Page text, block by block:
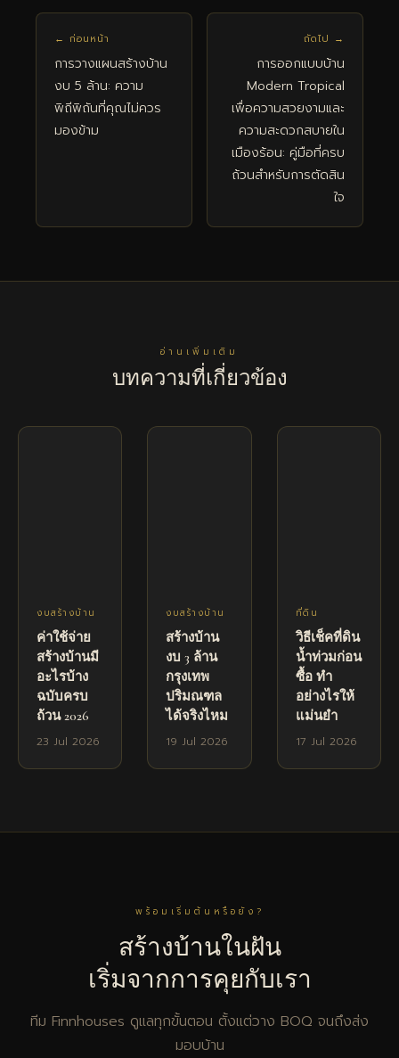
← ก่อนหน้า
การวางแผนสร้างบ้าน
งบ 5 ล้าน: ความ
พิถีพิถันที่คุณไม่ควร
มองข้าม
ถัดไป →
การออกแบบบ้าน
Modern Tropical
เพื่อความสวยงามและ
ความสะดวกสบายใน
เมืองร้อน: คู่มือที่ครบ
ถ้วนสำหรับการตัดสิน
ใจ
อ่านเพิ่มเติม
บทความที่เกี่ยวข้อง
งบสร้างบ้าน
ค่าใช้จ่าย
สร้างบ้านมี
อะไรบ้าง
ฉบับครบ
ถ้วน 2026
23 Jul 2026
งบสร้างบ้าน
สร้างบ้าน
งบ 3 ล้าน
กรุงเทพ
ปริมณฑล
ได้จริงไหม
19 Jul 2026
ที่ดิน
วิธีเช็คที่ดิน
น้ำท่วมก่อน
ซื้อ ทำ
อย่างไรให้
แม่นยำ
17 Jul 2026
พร้อมเริ่มต้นหรือยัง?
สร้างบ้านในฝัน
เริ่มจากการคุยกับเรา
ทีม Finnhouses ดูแลทุกขั้นตอน ตั้งแต่วาง BOQ จนถึงส่ง
มอบบ้าน